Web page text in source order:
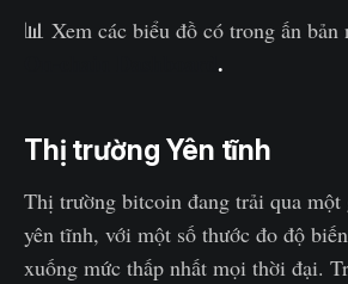
📊 Xem các biểu đồ có trong ấn bản
.
Thị trường Yên tĩnh
Thị trường bitcoin đang trải qua
yên tĩnh, với một số thước đo độ
xuống mức thấp nhất mọi thời đại.